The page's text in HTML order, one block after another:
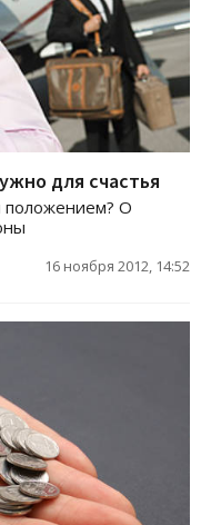
для счастья
О
16 ноября 2012, 14:52